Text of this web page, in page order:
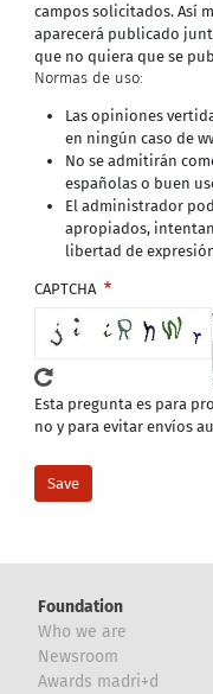
campos solicitados. Así
aparecerá publicado
que no quiera que se
Normas de uso:
Las opiniones
en ningún caso de
No se admitirán
españolas o buen
El administrador
apropiados,
libertad de
CAPTCHA
Esta pregunta es para
no y para evitar envíos
Foundation
Who we are
Newsroom
Awards madri+d